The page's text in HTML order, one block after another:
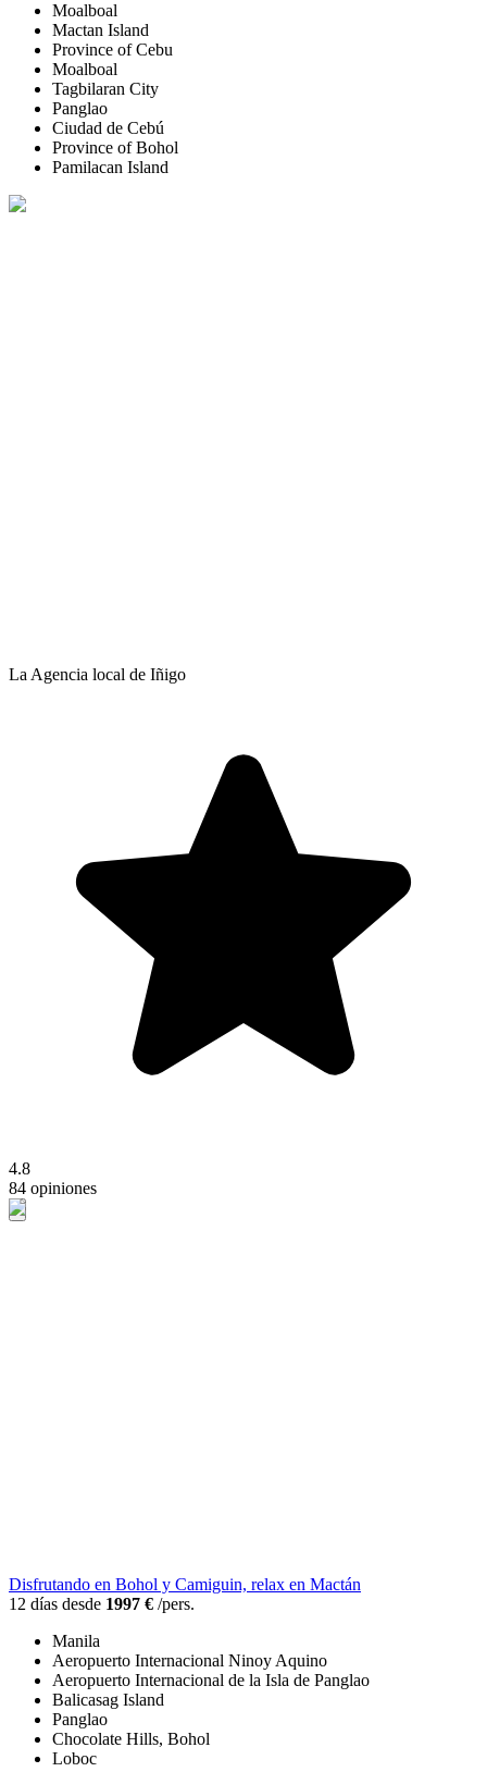
Moalboal
Mactan Island
Province of Cebu
Moalboal
Tagbilaran City
Panglao
Ciudad de Cebú
Province of Bohol
Pamilacan Island
La Agencia local de Iñigo
4.8
84 opiniones
Disfrutando en Bohol y Camiguin, relax en Mactán
12 días desde 1997 € /pers.
Manila
Aeropuerto Internacional Ninoy Aquino
Aeropuerto Internacional de la Isla de Panglao
Balicasag Island
Panglao
Chocolate Hills, Bohol
Loboc